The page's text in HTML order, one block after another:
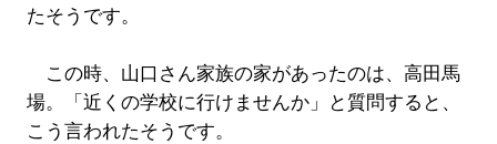
たそうです。
この時、山口さん家族の家があったのは、高田馬
場。「近くの学校に行けませんか」と質問すると、
こう言われたそうです。